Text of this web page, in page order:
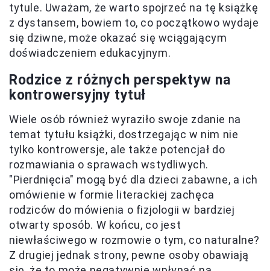
tytule. Uważam, że warto spojrzeć na tę książkę
z dystansem, bowiem to, co początkowo wydaje
się dziwne, może okazać się wciągającym
doświadczeniem edukacyjnym.
Rodzice z różnych perspektyw na
kontrowersyjny tytuł
Wiele osób również wyraziło swoje zdanie na
temat tytułu książki, dostrzegając w nim nie
tylko kontrowersje, ale także potencjał do
rozmawiania o sprawach wstydliwych.
"Pierdnięcia" mogą być dla dzieci zabawne, a ich
omówienie w formie literackiej zachęca
rodziców do mówienia o fizjologii w bardziej
otwarty sposób. W końcu, co jest
niewłaściwego w rozmowie o tym, co naturalne?
Z drugiej jednak strony, pewne osoby obawiają